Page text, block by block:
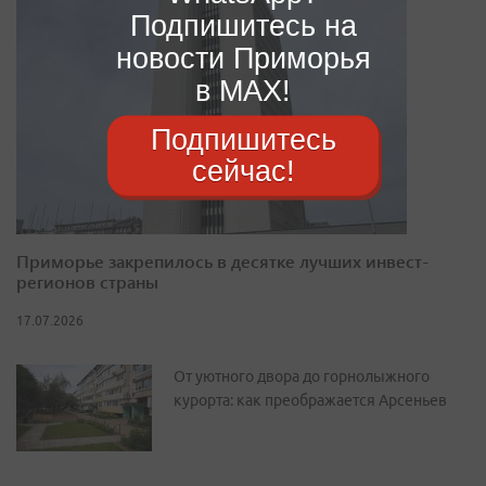
Приморье закрепилось в десятке лучших инвест-
регионов страны
17.07.2026
От уютного двора до горнолыжного
курорта: как преображается Арсеньев
Подпишитесь на
новости Приморья
в MAX!
Подпишитесь
сейчас!